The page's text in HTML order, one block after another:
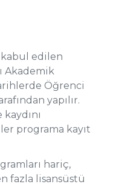
kabul edilen
Akademik
Öğrenci
yapılır.
programa kayıt
hariç,
fazla lisansüstü